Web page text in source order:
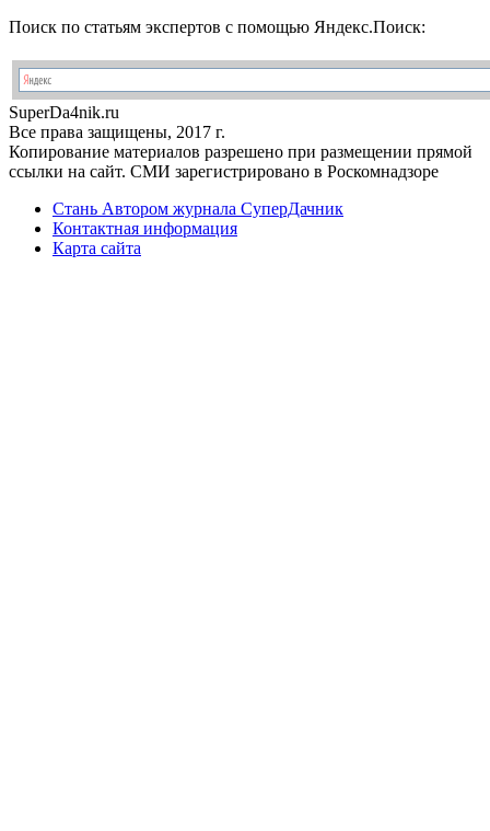
Поиск по статьям экспертов с помощью Яндекс.Поиск:
SuperDa4nik.ru
Все права защищены, 2017 г.
Копирование материалов разрешено при размещении прямой
ссылки на сайт. СМИ зарегистрировано в Роскомнадзоре
Стань Автором журнала СуперДачник
Контактная информация
Карта сайта